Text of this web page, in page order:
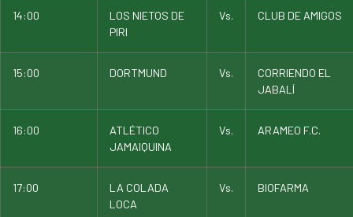
14:00
LOS NIETOS DE
PIRI
Vs. CLUB DE AMIGOS
15:00 DORTMUND Vs.
CORRIENDO EL
JABALÍ
16:00
ATLÉTICO
JAMAIQUINA
Vs. ARAMEO F.C.
17:00
LA COLADA
LOCA
Vs. BIOFARMA